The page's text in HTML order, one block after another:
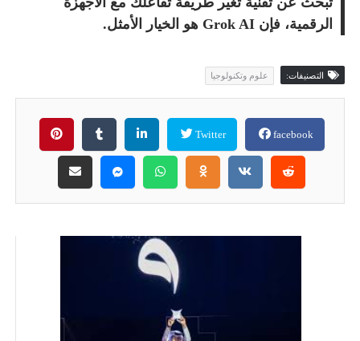
الرقمية، فإن Grok AI هو الخيار الأمثل.
التصنيفات: علوم وتكنولوجيا
facebook
Twitter